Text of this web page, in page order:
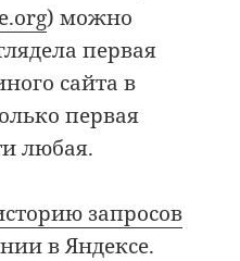
) можно
первая
сайта в
первая
любая.
запросов
в Яндексе.